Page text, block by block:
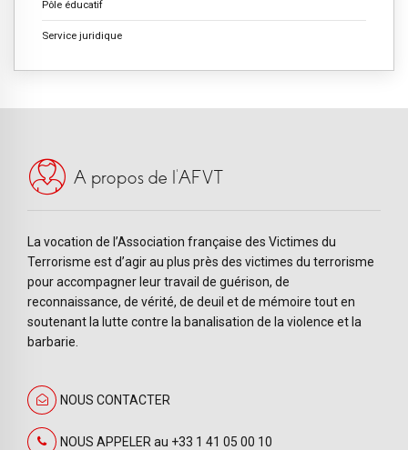
Pôle éducatif
Service juridique
A propos de l’AFVT
La vocation de l’Association française des Victimes du
Terrorisme est d’agir au plus près des victimes du terrorisme
pour accompagner leur travail de guérison, de
reconnaissance, de vérité, de deuil et de mémoire tout en
soutenant la lutte contre la banalisation de la violence et la
barbarie.
NOUS CONTACTER
NOUS APPELER au +33 1 41 05 00 10